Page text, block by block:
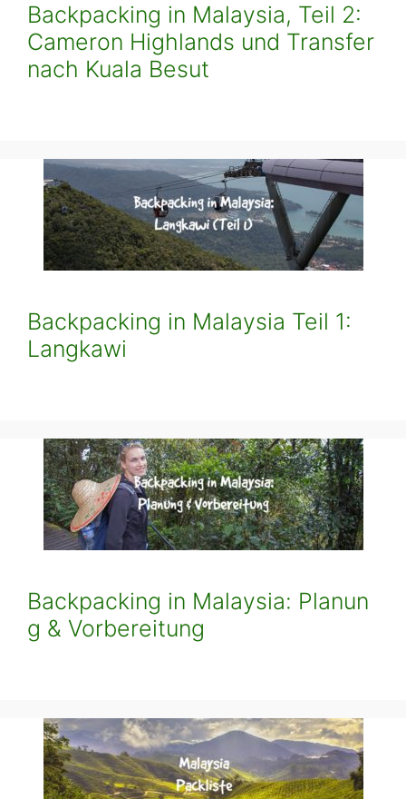
Backpacking in Malaysia, Teil 2:
Cameron Highlands und Transfer
nach Kuala Besut
Backpacking in Malaysia Teil 1:
Langkawi
Backpacking in Malaysia: Planun
g & Vorbereitung